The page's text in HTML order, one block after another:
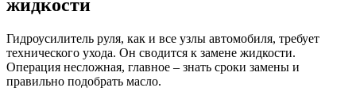
жидкости
Гидроусилитель руля, как и все узлы автомобиля, требует
технического ухода. Он сводится к замене жидкости.
Операция несложная, главное – знать сроки замены и
правильно подобрать масло.